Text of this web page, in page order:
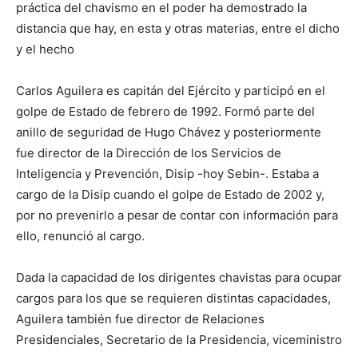
práctica del chavismo en el poder ha demostrado la
distancia que hay, en esta y otras materias, entre el dicho
y el hecho
Carlos Aguilera es capitán del Ejército y participó en el
golpe de Estado de febrero de 1992. Formó parte del
anillo de seguridad de Hugo Chávez y posteriormente
fue director de la Dirección de los Servicios de
Inteligencia y Prevención, Disip -hoy Sebin-. Estaba a
cargo de la Disip cuando el golpe de Estado de 2002 y,
por no prevenirlo a pesar de contar con información para
ello, renunció al cargo.
Dada la capacidad de los dirigentes chavistas para ocupar
cargos para los que se requieren distintas capacidades,
Aguilera también fue director de Relaciones
Presidenciales, Secretario de la Presidencia, viceministro